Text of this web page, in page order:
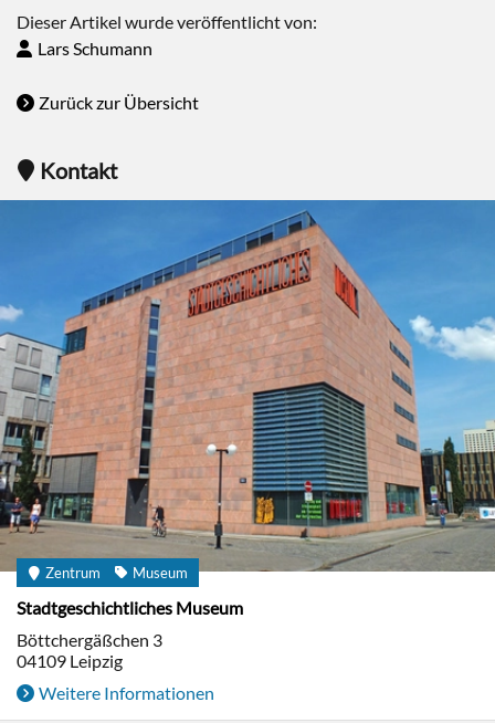
Dieser Artikel wurde veröffentlicht von:
Lars Schumann
Zurück zur Übersicht
Kontakt
Zentrum Museum
Stadtgeschichtliches Museum
Böttchergäßchen 3
04109 Leipzig
Weitere Informationen